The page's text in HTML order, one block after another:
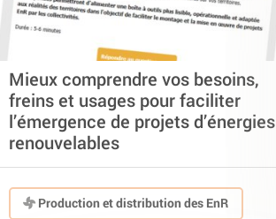
Mieux comprendre vos besoins,
freins et usages pour faciliter
l’émergence de projets d’énergies
renouvelables
Production et distribution des EnR